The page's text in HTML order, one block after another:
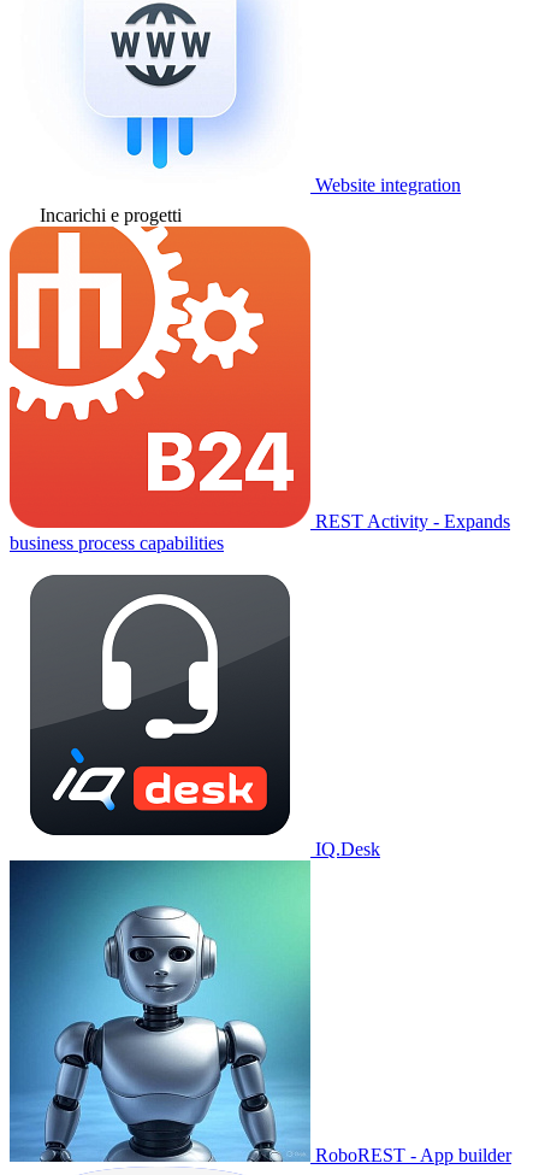
Website integration
Incarichi e progetti
REST Activity - Expands
business process capabilities
IQ.Desk
RoboREST - App builder